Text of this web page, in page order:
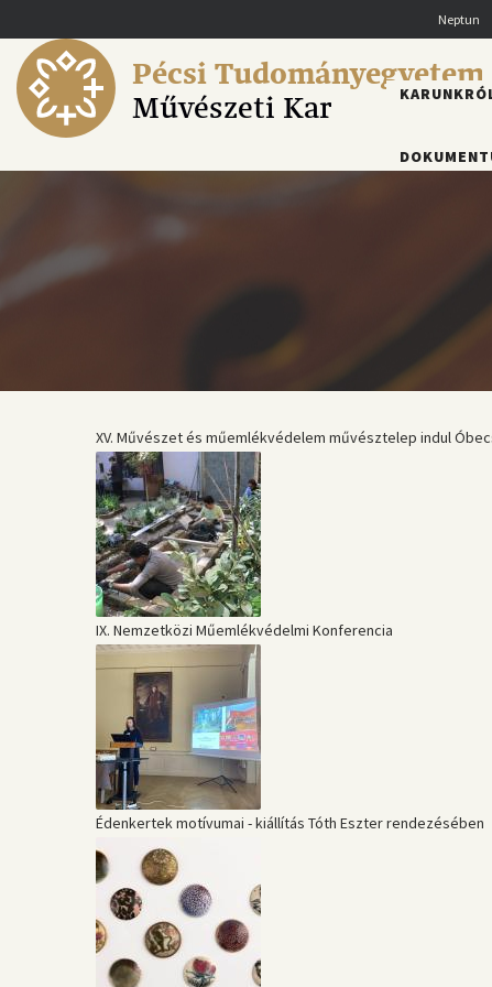
a
tartalomra
Neptun
Pécsi Tudományegyetem
Művészeti Kar
FŐMENÜ
XV. Művészet és műemlékvédelem művésztelep indul
IX. Nemzetközi Műemlékvédelmi Konferencia
Édenkertek motívumai - kiállítás Tóth Eszter rendezésében